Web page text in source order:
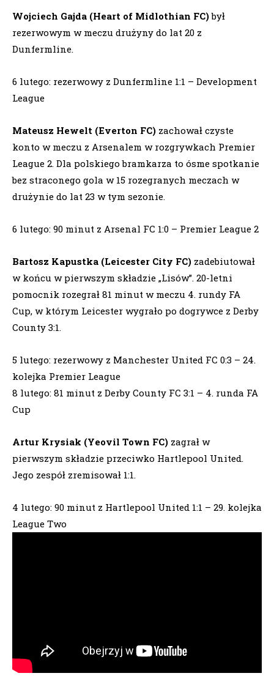
Wojciech Gajda (Heart of Midlothian FC)był
rezerwowym w meczu drużyny do lat 20 z
Dunfermline.
6 lutego: rezerwowy z Dunfermline 1:1 – Development
League
Mateusz Hewelt (Everton FC) zachował czyste
konto w meczu z Arsenalem w rozgrywkach Premier
League 2. Dla polskiego bramkarza to ósme spotkanie
bez straconego gola w 15 rozegranych meczach w
drużynie do lat 23 w tym sezonie.
6 lutego: 90 minut z Arsenal FC 1:0 – Premier League 2
Bartosz Kapustka (Leicester City FC) zadebiutował
w końcu w pierwszym składzie „Lisów”. 20-letni
pomocnik rozegrał 81 minut w meczu 4. rundy FA
Cup, w którym Leicester wygrało po dogrywce z Derby
County 3:1.
5 lutego: rezerwowy z Manchester United FC 0:3 – 24.
kolejka Premier League
8 lutego: 81 minut z Derby County FC 3:1 – 4. runda FA
Cup
Artur Krysiak (Yeovil Town FC) zagrał w
pierwszym składzie przeciwko Hartlepool United.
Jego zespół zremisował 1:1.
4 lutego: 90 minut z Hartlepool United 1:1 – 29. kolejka
League Two